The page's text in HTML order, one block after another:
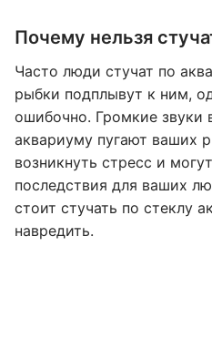
Почему нельзя
Часто люди стучат по
рыбки подплывут к ним,
ошибочно. Громкие звуки
аквариуму пугают ваших
возникнуть стресс и
последствия для ваших
стоит стучать по стеклу
навредить.